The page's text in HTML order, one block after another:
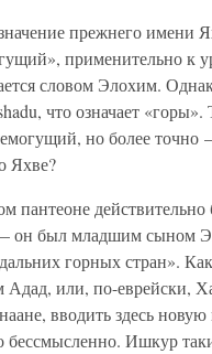
прежнего имени
применительно к
словом Элохим.
что означает
но более точно
Яхве?
пантеоне
был младшим сыном
горных стран».
Адад, или, по-еврейски,
вводить здесь
бессмысленно. Ишкур